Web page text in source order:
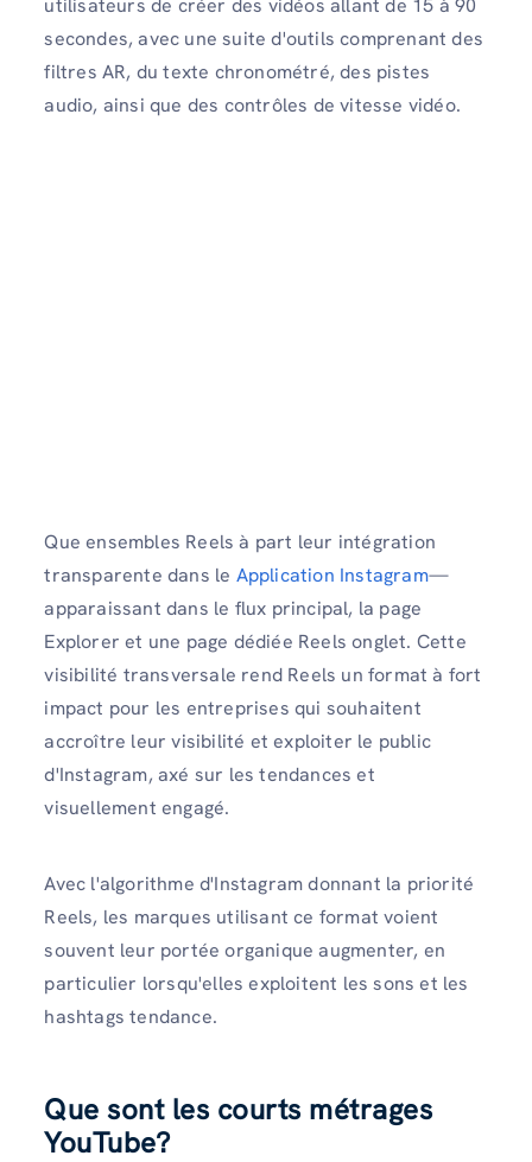
utilisateurs de créer des vidéos allant de 15 à 90
secondes, avec une suite d'outils comprenant des
filtres AR, du texte chronométré, des pistes
audio, ainsi que des contrôles de vitesse vidéo.
Que ensembles Reels à part leur intégration
transparente dans le Application Instagram—
apparaissant dans le flux principal, la page
Explorer et une page dédiée Reels onglet. Cette
visibilité transversale rend Reels un format à fort
impact pour les entreprises qui souhaitent
accroître leur visibilité et exploiter le public
d'Instagram, axé sur les tendances et
visuellement engagé.
Avec l'algorithme d'Instagram donnant la priorité
Reels, les marques utilisant ce format voient
souvent leur portée organique augmenter, en
particulier lorsqu'elles exploitent les sons et les
hashtags tendance.
Que sont les courts métrages
YouTube?